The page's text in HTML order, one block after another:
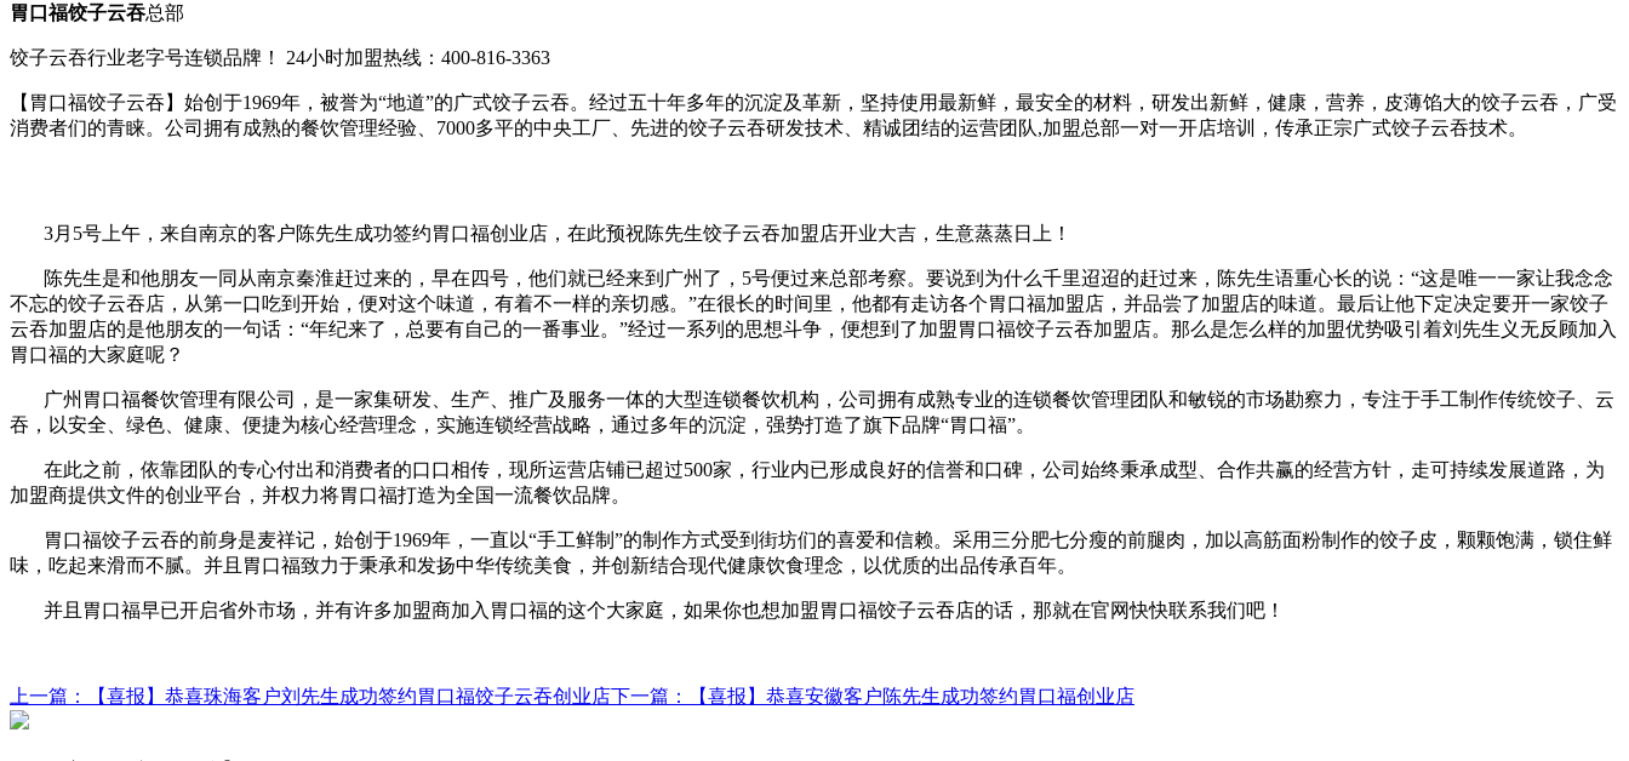
胃口福饺子云吞总部
饺子云吞行业老字号连锁品牌！ 24小时加盟热线：400-816-3363
【胃口福饺子云吞】始创于1969年，被誉为“地道”的广式饺子云吞。经过五十年多年的沉淀及革新，坚持使用最新鲜，最安全的材料，研发出新鲜，健康，营养，皮薄馅大的饺子云吞，广受
消费者们的青睐。公司拥有成熟的餐饮管理经验、7000多平的中央工厂、先进的饺子云吞研发技术、精诚团结的运营团队,加盟总部一对一开店培训，传承正宗广式饺子云吞技术。
3月 5号上午，来自南京的客户陈先生成功签约胃口福创业店，在此预祝陈先生饺子云吞加盟店开业大吉，生意蒸蒸日上！
陈先生是和他朋友一同从南京秦淮赶过来的，早在四号，他们就已经来到广州了， 5号便过来总部考察。要说到为什么千里迢迢的赶过来，陈先生语重心长的说：“这是唯一一家让我念念
不忘的饺子云吞店，从第一口吃到开始，便对这个味道，有着不一样的亲切感。”在很长的时间里，他都有走访各个胃口福加盟店，并品尝了加盟店的味道。最后让他下定决定要开一家饺子
云吞加盟店的是他朋友的一句话：“年纪来了，总要有自己的一番事业。”经过一系列的思想斗争，便想到了加盟胃口福饺子云吞加盟店。那么是怎么样的加盟优势吸引着刘先生义无反顾加入
胃口福的大家庭呢？
广州胃口福餐饮管理有限公司，是一家集研发、生产、推广及服务一体的大型连锁餐饮机构，公司拥有成熟专业的连锁餐饮管理团队和敏锐的市场勘察力，专注于手工制作传统饺子、云
吞，以安全、绿色、健康、便捷为核心经营理念，实施连锁经营战略，通过多年的沉淀，强势打造了旗下品牌“胃口福”。
在此之前，依靠团队的专心付出和消费者的口口相传，现所运营店铺已超过500家，行业内已形成良好的信誉和口碑，公司始终秉承成型、合作共赢的经营方针，走可持续发展道路，为
加盟商提供文件的创业平台，并权力将胃口福打造为全国一流餐饮品牌。
胃口福饺子云吞的前身是麦祥记，始创于1969年，一直以“手工鲜制”的制作方式受到街坊们的喜爱和信赖。采用三分肥七分瘦的前腿肉，加以高筋面粉制作的饺子皮，颗颗饱满，锁住鲜
味，吃起来滑而不腻。并且胃口福致力于秉承和发扬中华传统美食，并创新结合现代健康饮食理念，以优质的出品传承百年。
并且胃口福早已开启省外市场，并有许多加盟商加入胃口福的这个大家庭，如果你也想加盟胃口福饺子云吞店的话，那就在官网快快联系我们吧！
上一篇 ：【喜报】恭喜珠海客户刘先生成功签约胃口福饺子云吞创业店下一篇 ：【喜报】恭喜安徽客户陈先生成功签约胃口福创业店